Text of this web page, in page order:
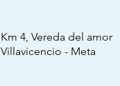
Km 4, Vereda del amor
Villavicencio - Meta